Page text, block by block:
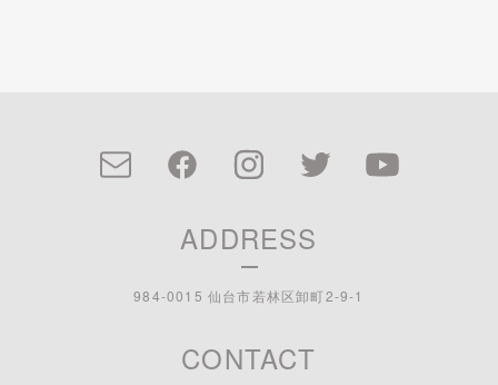
ADDRESS
984-0015 仙台市若林区卸町2-9-1
CONTACT